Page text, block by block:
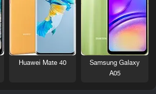
Samsung Galaxy
A05
Huawei Mate 40